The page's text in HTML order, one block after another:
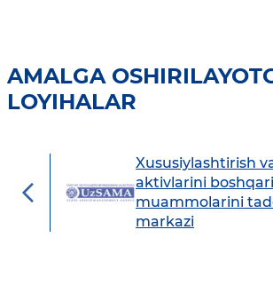
AMALGA
LOYIHALAR
Xususiylashtirish
aktivlarini
muammolarini
markazi